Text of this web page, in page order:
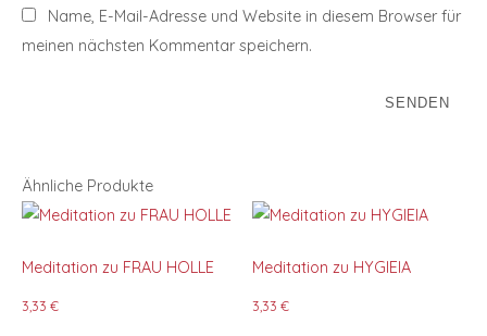
Name, E-Mail-Adresse und Website in diesem Browser für
meinen nächsten Kommentar speichern.
Ähnliche Produkte
Meditation zu FRAU HOLLE
3,33 €
Meditation zu HYGIEIA
3,33€